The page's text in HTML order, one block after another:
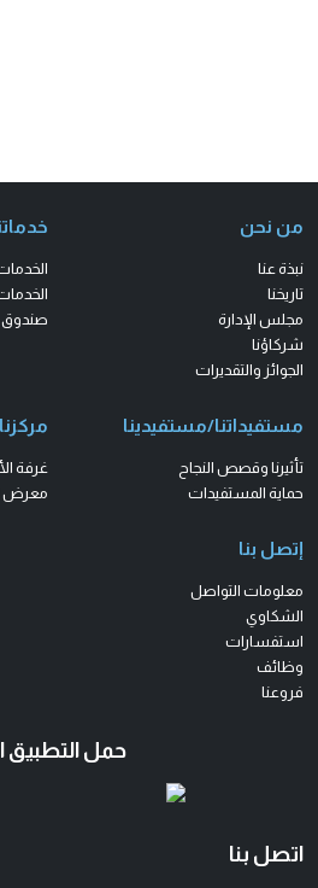
من نحن
نبذة عنا
تاريخنا
مجلس الإدارة
شركاؤنا
الجوائز والتقديرات
صندوق
مستفيداتنا/مستفيدينا
تأثيرنا وقصص النجاح
حماية المستفيدات
غرفة
معرض
إتصل بنا
معلومات التواصل
الشكاوي
استفسارات
وظائف
فروعنا
حمل التطبيق
اتصل بنا